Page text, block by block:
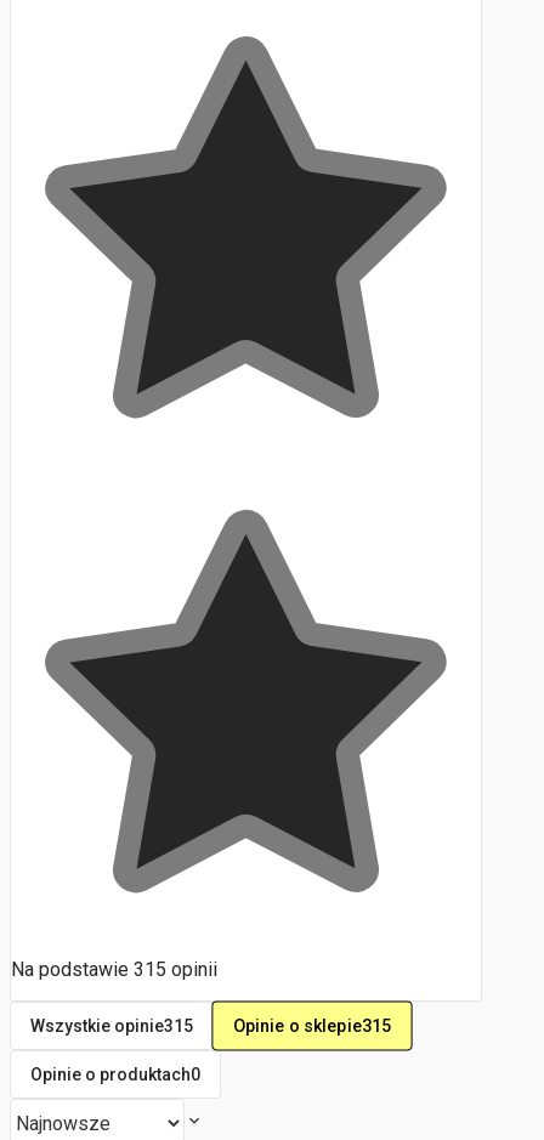
Na podstawie 315 opinii
Wszystkie opinie315 Opinie o sklepie315
Opinie o produktach0